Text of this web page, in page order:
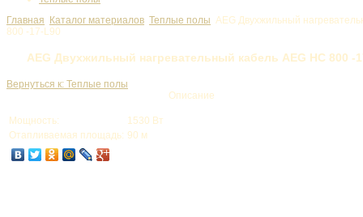
Главная
Каталог материалов Теплые полы AEG Двухжильный
800 -17-L90
AEG Двухжильный нагревательный кабель AEG HC 800 -
Вернуться к: Теплые полы
Описание
Мощность:
1530 Вт
Отапливаемая площадь: 90 м